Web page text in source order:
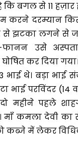
कि बगल से 11
करने दरम्यान
से झटका लगने से
उसे
कर दिया गया।
थे। बड़ा भाई
भाई परविंदर (14
महीने पहले
माँ कमला देवी का
कब्जे में लेकर